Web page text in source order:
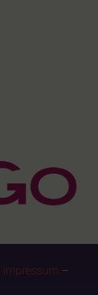
Impressum –